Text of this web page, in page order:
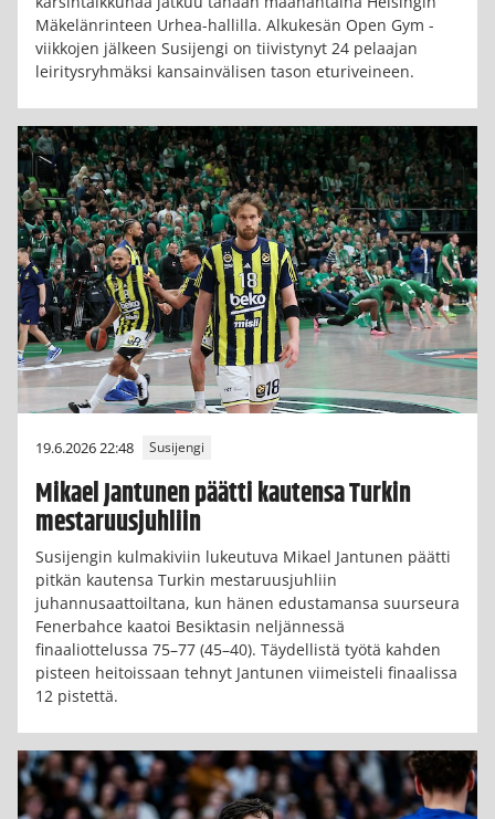
Mäkelänrinteen Urhea-hallilla. Alkukesän Open Gym -
viikkojen jälkeen Susijengi on tiivistynyt 24 pelaajan
leiritysryhmäksi kansainvälisen tason eturiveineen.
19.6.2026 22:48 Susijengi
Mikael Jantunen päätti kautensa Turkin
mestaruusjuhliin
Susijengin kulmakiviin lukeutuva Mikael Jantunen päätti
pitkän kautensa Turkin mestaruusjuhliin
juhannusaattoiltana, kun hänen edustamansa suurseura
Fenerbahce kaatoi Besiktasin neljännessä
finaaliottelussa 75–77 (45–40). Täydellistä työtä kahden
pisteen heitoissaan tehnyt Jantunen viimeisteli finaalissa
12 pistettä.